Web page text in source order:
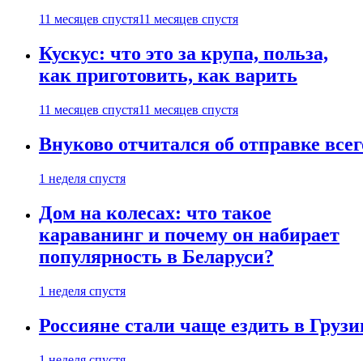
11 месяцев спустя11 месяцев спустя
Кускус: что это за крупа, польза,
как приготовить, как варить
11 месяцев спустя11 месяцев спустя
Внуково отчитался об отправке
1 неделя спустя
Дом на колесах: что такое
караванинг и почему он набирает
популярность в Беларуси?
1 неделя спустя
Россияне стали чаще ездить в